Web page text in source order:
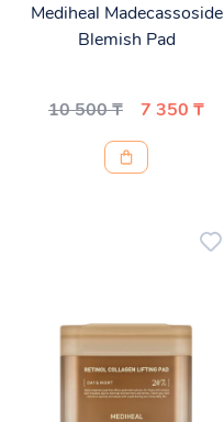
Mediheal Madecassoside
Blemish Pad
10 500 ₸ 7 350 ₸